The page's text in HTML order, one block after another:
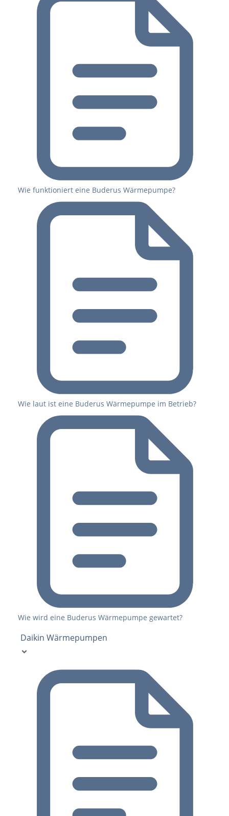
Wie funktioniert eine Buderus Wärmepumpe?
Wie laut ist eine Buderus Wärmepumpe im Betrieb?
Wie wird eine Buderus Wärmepumpe gewartet?
Daikin Wärmepumpen